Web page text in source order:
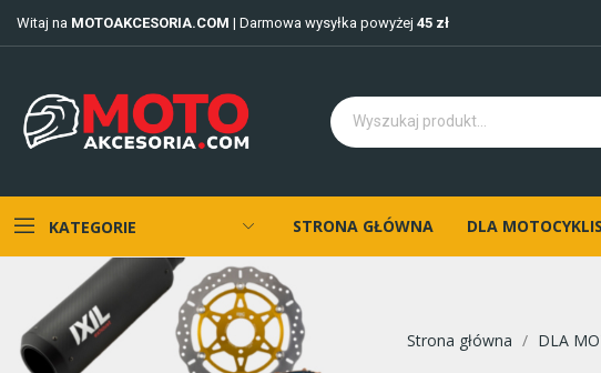
Witaj na MOTOAKCESORIA.COM | Darmowa wysyłka powyżej 45 zł
KATEGORIE STRONA GŁÓWNA DLA
Strona główna DLA